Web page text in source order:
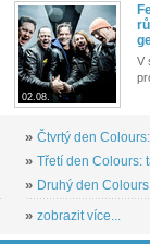
02.08.
V
» Čtvrtý den
» Třetí den Colours:
» Druhý den
» zobrazit více...